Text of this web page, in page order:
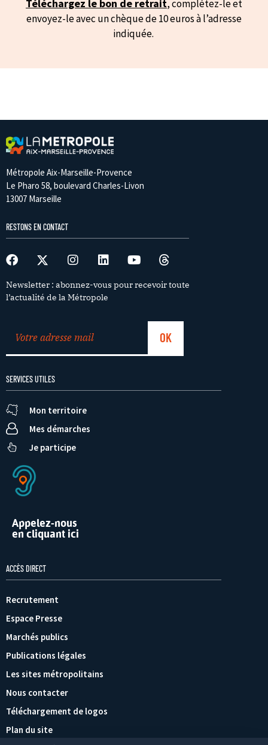
Téléchargez le bon de retrait, complétez-le et
envoyez-le avec un chèque de 10 euros à l’adresse
indiquée.
Métropole Aix-Marseille-Provence
Le Pharo 58, boulevard Charles-Livon
13007 Marseille
RESTONS EN CONTACT
Newsletter : abonnez-vous pour recevoir toute
l’actualité de la Métropole
SERVICES UTILES
Mon territoire
Mes démarches
Je participe
Appelez-nous
en cliquant ici
ACCÈS DIRECT
Recrutement
Espace Presse
Marchés publics
Publications légales
Les sites métropolitains
Nous contacter
Téléchargement de logos
Plan du site